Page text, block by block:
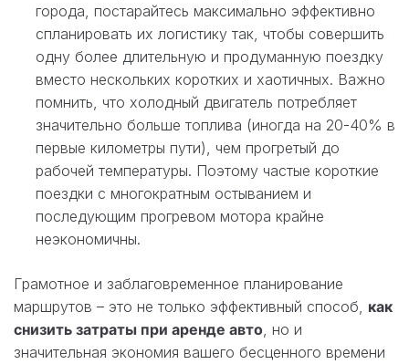
города, постарайтесь максимально эффективно
спланировать их логистику так, чтобы совершить
одну более длительную и продуманную поездку
вместо нескольких коротких и хаотичных. Важно
помнить, что холодный двигатель потребляет
значительно больше топлива (иногда на 20-40% в
первые километры пути), чем прогретый до
рабочей температуры. Поэтому частые короткие
поездки с многократным остыванием и
последующим прогревом мотора крайне
неэкономичны.
Грамотное и заблаговременное планирование
маршрутов – это не только эффективный способ, как
снизить затраты при аренде авто , но и
значительная экономия вашего бесценного времени